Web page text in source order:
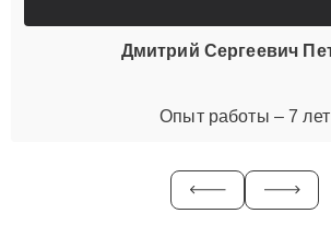
Дмитрий Сергеевич
Опыт работы – 7 лет